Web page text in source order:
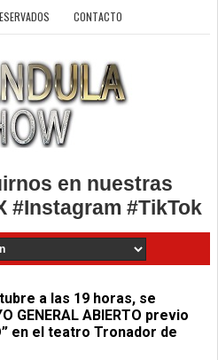
CONTACTO
en nuestras
#Instagram #TikTok
a las 19 horas, se
GENERAL ABIERTO previo
en el teatro Tronador de